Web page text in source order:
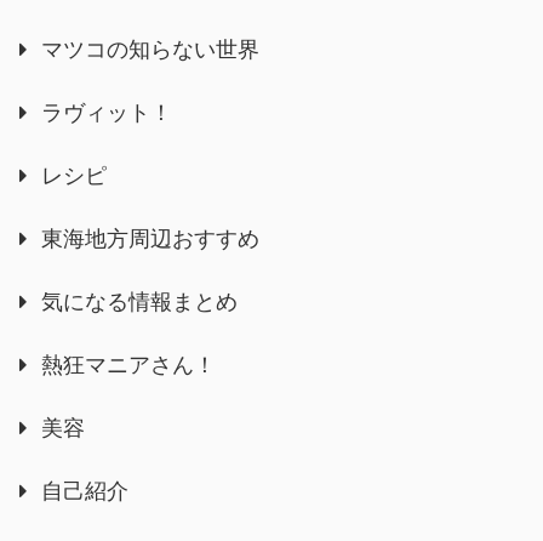
マツコの知らない世界
ラヴィット！
レシピ
東海地方周辺おすすめ
気になる情報まとめ
熱狂マニアさん！
美容
自己紹介